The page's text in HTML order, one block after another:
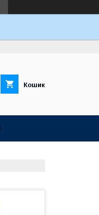
Кошик